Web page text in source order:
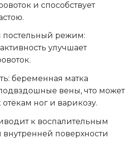
и способствует
режим:
улучшает
беременная матка
вены, что может
ног и варикозу.
к воспалительным
поверхности